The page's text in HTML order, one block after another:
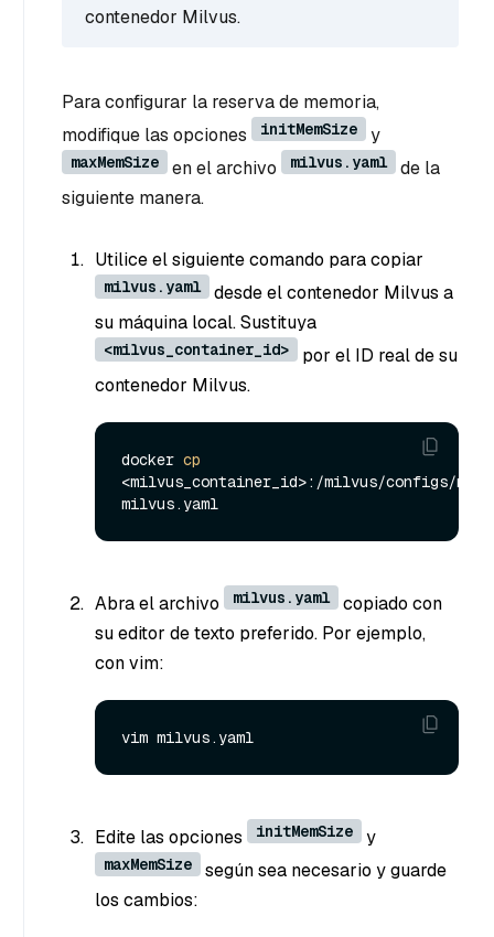
contenedor Milvus.
Para configurar la reserva de memoria,
modifique las opciones
initMemSize y
maxMemSize en el archivo milvus.yaml
de la
siguiente manera.
Utilice el siguiente comando para copiar
milvus.yaml
desde el contenedor Milvus a
su máquina local. Sustituya
<milvus_container_id>
por el ID real de su
contenedor Milvus.
docker cp
<milvus_container_id>:/milvus/configs/
Abra el archivo milvus.yaml
copiado con
su editor de texto preferido. Por ejemplo,
con vim:
Edite las opciones initMemSize y
maxMemSize
según sea necesario y guarde
los cambios: